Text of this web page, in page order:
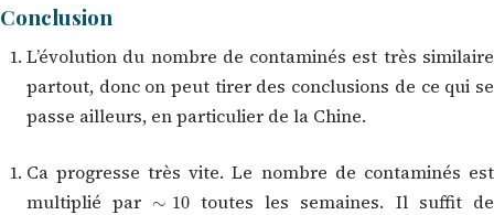
Conclusion
L’évolution du nombre de contaminés est très similaire
partout, donc on peut tirer des conclusions de ce qui se
passe ailleurs, en particulier de la Chine.
Ca progresse très vite. Le nombre de contaminés est
multiplié par
10toutes les semaines. Il suffit de